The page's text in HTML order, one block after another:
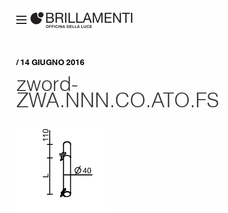
/ 14 GIUGNO 2016
zword-
ZWA.NNN.CO.ATO.FS